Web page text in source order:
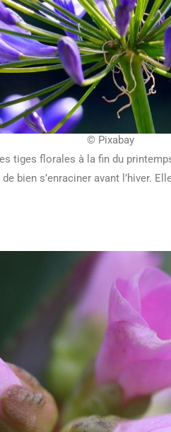
© Pixabay
tiges florales à la fin du
bien s’enraciner avant l’hiver.